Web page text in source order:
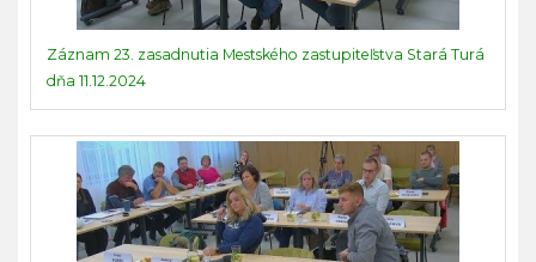
Záznam 23. zasadnutia Mestského zastupiteľstva Stará Turá
dňa 11.12.2024